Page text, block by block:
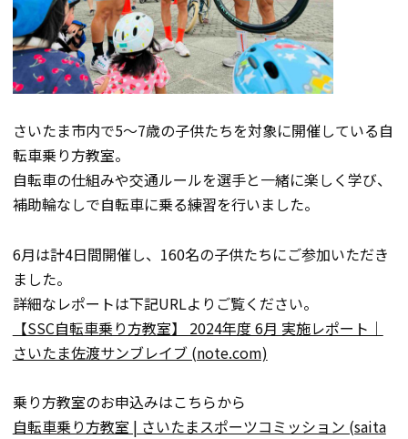
さいたま市内で5～7歳の子供たちを対象に開催している自
転車乗り方教室。
自転車の仕組みや交通ルールを選手と一緒に楽しく学び、
補助輪なしで自転車に乗る練習を行いました。
6月は計4日間開催し、160名の子供たちにご参加いただき
ました。
詳細なレポートは下記URLよりご覧ください。
【SSC自転車乗り方教室】 2024年度 6月 実施レポート｜
さいたま佐渡サンブレイブ (note.com)
乗り方教室のお申込みはこちらから
自転車乗り方教室 | さいたまスポーツコミッション (saita